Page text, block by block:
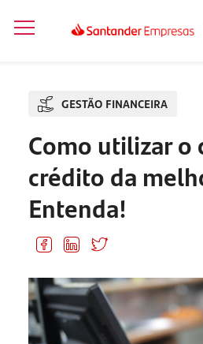
GESTÃO FINANCEIRA
Como utilizar o
crédito da
Entenda!